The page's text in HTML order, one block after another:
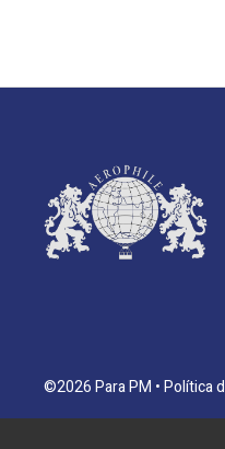
©2026 Para PM •Política